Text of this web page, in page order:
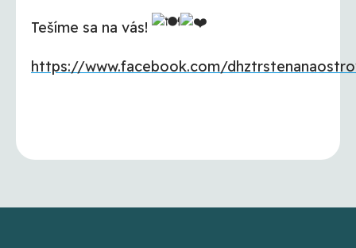
Tešíme sa na vás!
https://www.facebook.com/